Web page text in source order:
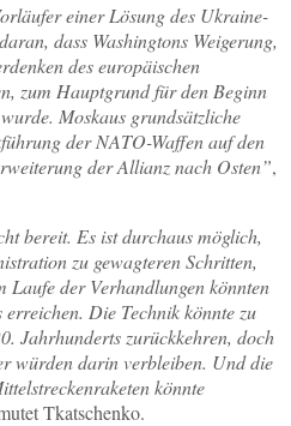
einer Lösung des Ukraine-
dass Washingtons Weigerung,
des europäischen
zum Hauptgrund für den Beginn
Moskaus grundsätzliche
der NATO-Waffen auf den
der Allianz nach Osten”,
bereit. Es ist durchaus möglich,
zu gewagteren Schritten,
Laufe der Verhandlungen könnten
Die Technik könnte zu
Jahrhunderts zurückkehren, doch
würden darin verbleiben. Und die
könnte
Tkatschenko.